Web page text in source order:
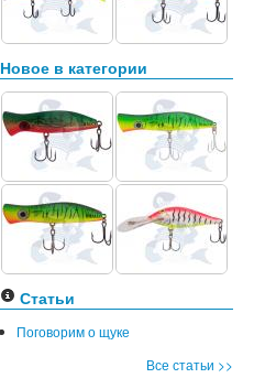
Новое в категории
Статьи
Поговорим о щуке
Все статьи >>